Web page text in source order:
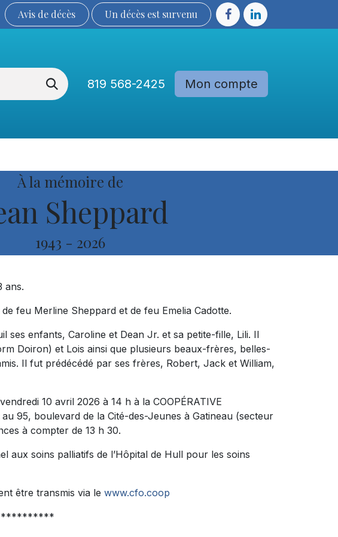
Avis de décès Un décès est sur​​​​​​​​ve​nu​​​​​​​​​​
819 568-2425 Mon compte
À la mémoire de
Sheppard
1943 - 2026
ans.
feu Merline Sheppard et de feu Emelia Cadotte.
ses enfants, Caroline et Dean Jr. et sa petite-fille, Lili. Il
Doiron) et Lois ainsi que plusieurs beaux-frères, belles-
Il fut prédécédé par ses frères, Robert, Jack et William,
10 avril 2026 à 14 h à la COOPÉRATIVE
au 95, boulevard de la Cité-des-Jeunes à Gatineau (secteur
à compter de 13 h 30.
aux soins palliatifs de l’Hôpital de Hull pour les soins
être transmis via le www.cfo.coop